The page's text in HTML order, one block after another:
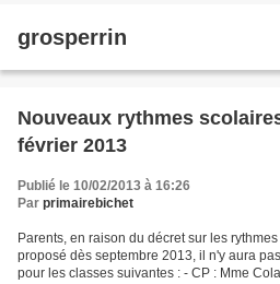
grosperrin
Nouveaux rythmes
février 2013
Publié le 10/02/2013 à 16:26
Par primairebichet
Parents, en raison du décret sur les
proposé dès septembre 2013, il n'y aura
pour les classes suivantes : - CP : Mme